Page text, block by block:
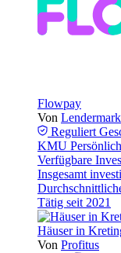
Flowpay
Von
Reguliert
KMU
Verfügbare
Insgesamt
Tätig seit 2021
Häuser in
Von Profitus